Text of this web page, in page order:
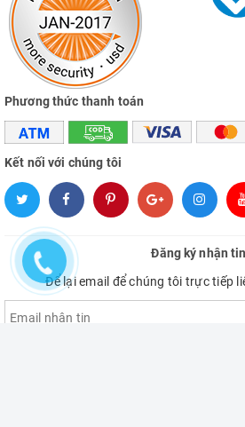
Phương thức thanh toán
Kết nối với chúng tôi
Đăng ký nhận tin
Để lại email để chúng tôi trực tiếp